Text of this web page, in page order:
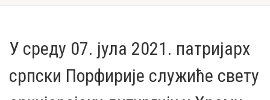
У среду 07. јула 2021. патријарх
српски Порфирије служиће свету